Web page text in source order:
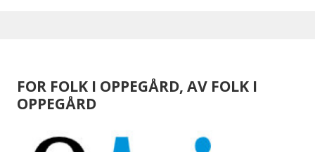
FOR FOLK I OPPEGÅRD, AV FOLK I
OPPEGÅRD